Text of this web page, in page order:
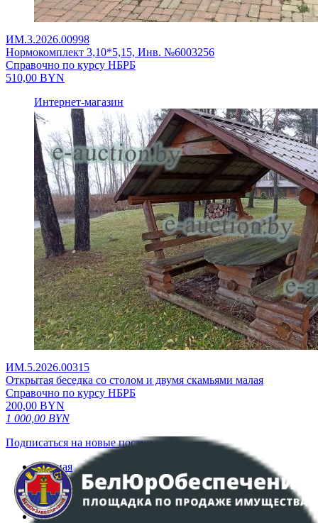
ИМ.3.2026.00998
Нормокомплект 3,10*5,15, Инв. №6003256
Справочно по курсу НБРБ
510,00 BYN
Интернет-магазин
ИМ.5.2026.00315
Открытая беседка со столом и двумя скамьями малая
Справочно по курсу НБРБ
200,00 BYN
1 000,00 BYN
Подписаться на новые поступления
Главная
Аукционы
Интернет-магазин
Регламент организации и проведения торгов